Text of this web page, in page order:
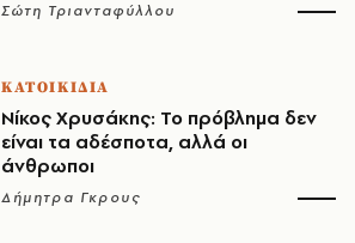
Σώτη Τριανταφύλλου
ΚΑΤΟΙΚΙΔΙΑ
Νίκος Χρυσάκης: Το πρόβλημα δεν
είναι τα αδέσποτα, αλλά οι
άνθρωποι
Δήμητρα Γκρους